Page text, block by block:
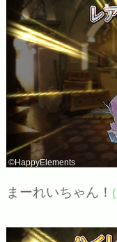
©HappyElements
まーれいちゃん！